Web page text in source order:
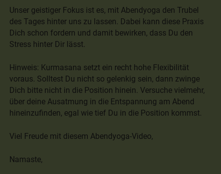
Unser geistiger Fokus ist es, mit Abendyoga den Trubel
des Tages hinter uns zu lassen. Dabei kann diese Praxis
Dich schon fordern und damit bewirken, dass Du den
Stress hinter Dir lässt.
Hinweis: Kurmasana setzt ein recht hohe Flexibilität
voraus. Solltest Du nicht so gelenkig sein, dann zwinge
Dich bitte nicht in die Position hinein. Versuche vielmehr,
über deine Ausatmung in die Entspannung am Abend
hineinzufinden, egal wie tief Du in die Position kommst.
Viel Freude mit diesem Abendyoga-Video,
Namaste,